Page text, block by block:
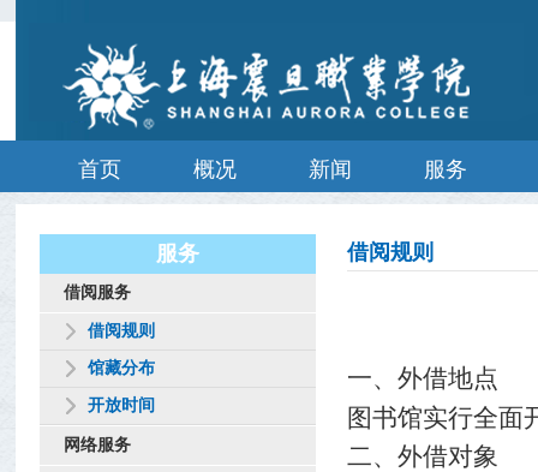
首页 概况 新闻 服务
服务
借阅服务
借阅规则
馆藏分布
开放时间
网络服务
借阅规则
一、外借地点
图书馆实行全面
二、外借对象